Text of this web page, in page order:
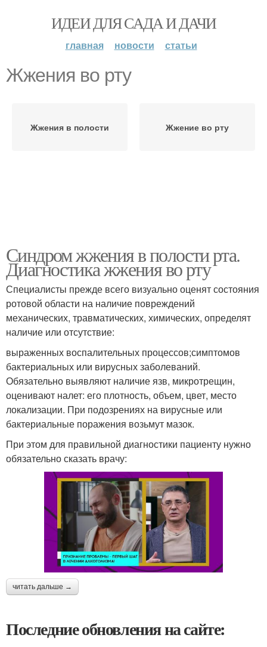
ИДЕИ ДЛЯ САДА И ДАЧИ
главная новости статьи
Жжения во рту
Жжения в полости Жжение во рту
Синдром жжения в полости рта.
Диагностика жжения во рту
Специалисты прежде всего визуально оценят состояния
ротовой области на наличие повреждений
механических, травматических, химических, определят
наличие или отсутствие:
выраженных воспалительных процессов;симптомов
бактериальных или вирусных заболеваний.
Обязательно выявляют наличие язв, микротрещин,
оценивают налет: его плотность, объем, цвет, место
локализации. При подозрениях на вирусные или
бактериальные поражения возьмут мазок.
При этом для правильной диагностики пациенту нужно
обязательно сказать врачу:
читать дальше →
Последние обновления на сайте: